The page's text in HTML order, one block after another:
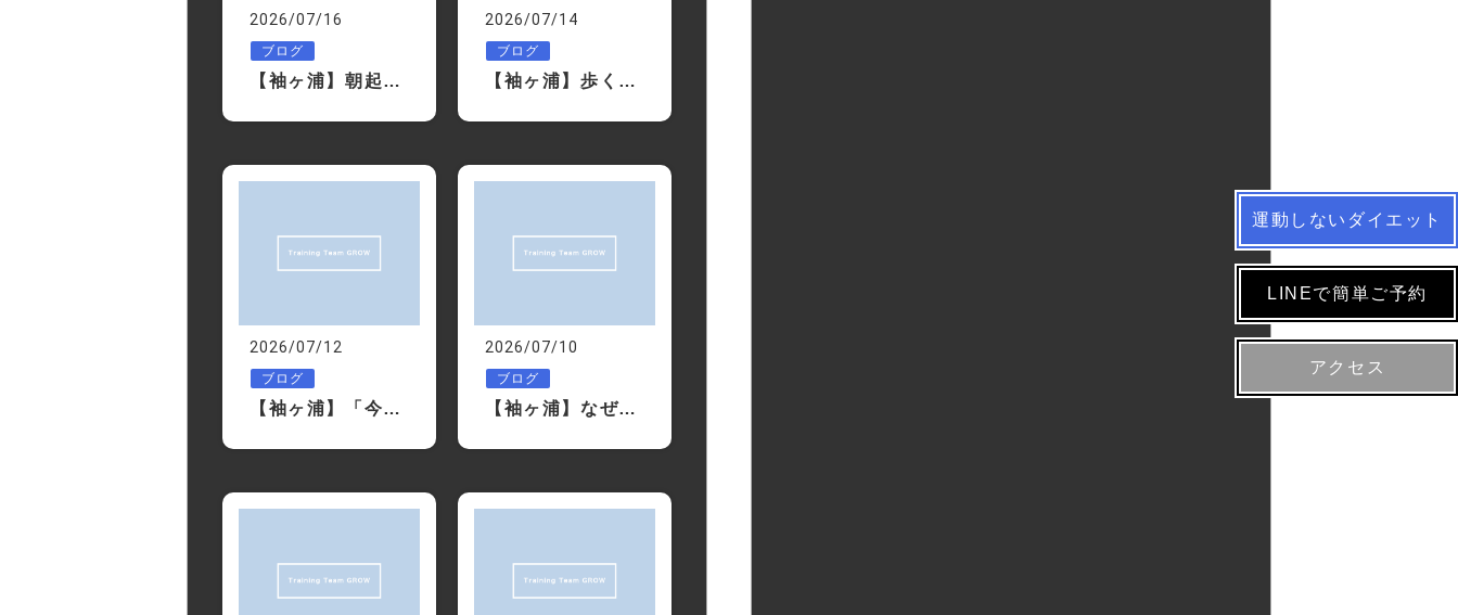
2026/07/16
ブログ
【袖ヶ浦】朝起きた時に体が重い人へ｜1日を変える3つの習慣
2026/07/14
ブログ
【袖ヶ浦】歩くだけじゃ痩せない？ウォーキングの効果を最大限にする方法
2026/07/12
ブログ
【袖ヶ浦】「今年の夏も何もしないまま終わる…」そう思った時が始めどきです
2026/07/10
ブログ
【袖ヶ浦】なぜGROWはピラティスを取り入れるのか？3日間学んで確信したこと
運動しないダイエット
LINEで簡単ご予約
アクセス